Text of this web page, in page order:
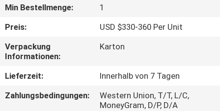
QUALITÄTSKONTROLLE
TRETEN
SIE
MIT
Min Bestellmenge:
1
Preis:
USD $330-360 Per Unit
Verpackung
Informationen:
Karton
Lieferzeit:
Innerhalb von 7 Tagen
Zahlungsbedingungen:
Western Union, T/T, L/C,
MoneyGram, D/P, D/A